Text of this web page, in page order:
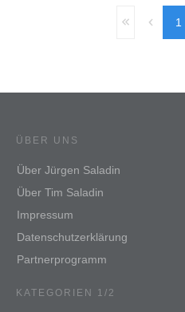
1
ÜBER UNS
Über Jürgen Saladin
Über Tim Saladin
Impressum
Datenschutzerklärung
Partnerprogramm
KATEGORIEN 1/2